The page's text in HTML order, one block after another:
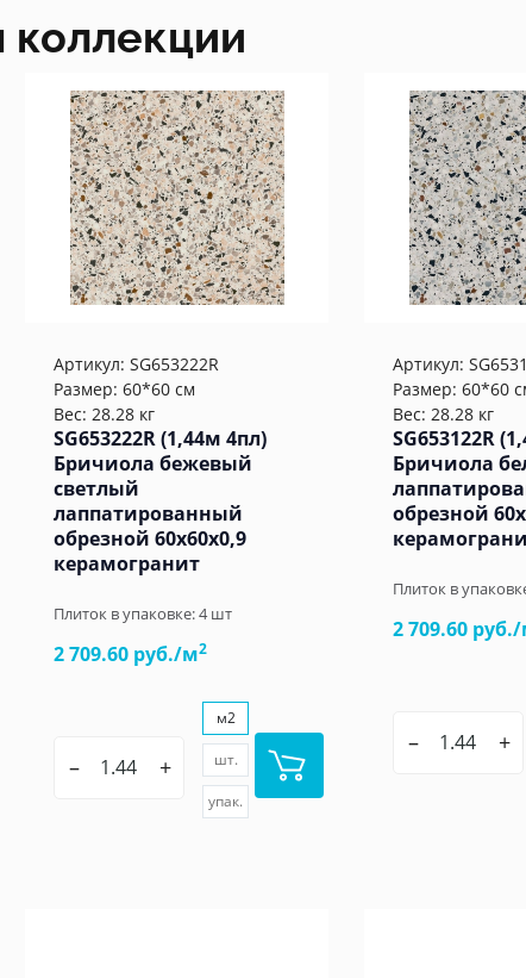
коллекции
Артикул: SG653222R
Размер: 60*60 см
Вес: 28.28 кг
SG653222R (1,44м 4пл)
Бричиола бежевый
светлый
лаппатированный
обрезной 60x60x0,9
керамогранит
Плиток в упаковке:4шт
2 709.60 руб./м2
– +
м2
шт.
упак.
Артикул:
Размер: 60*60
Вес: 28.28 кг
SG653122R
Бричиола
обрезной
Плиток в
2 709.60
– +